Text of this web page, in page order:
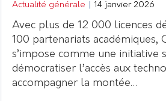
Actualité générale 14 janvier 2026
Avec plus de 12 000 licences
100 partenariats académiques,
s’impose comme une initiative
démocratiser l’accès aux
accompagner la montée…